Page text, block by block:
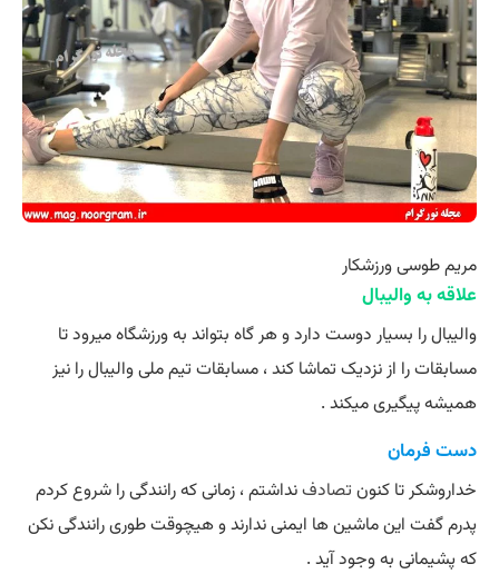
مریم طوسی ورزشکار
علاقه به والیبال
والیبال را بسیار دوست دارد و هر گاه بتواند به ورزشگاه میرود تا
مسابقات را از نزدیک تماشا کند ، مسابقات تیم ملی والیبال را نیز
همیشه پیگیری میکند .
دست فرمان
خداروشکر تا کنون تصادفنداشتم ، زمانی که رانندگی را شروع کردم
پدرم گفت این ماشین ها ایمنی ندارند و هیچوقت طوری رانندگی نکن
که پشیمانی به وجود آید .